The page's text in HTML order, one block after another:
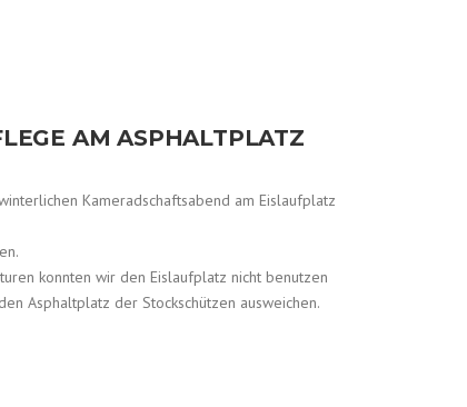
AM ASPHALTPLATZ
Kameradschaftsabend am Eislaufplatz
konnten wir den Eislaufplatz nicht benutzen
Asphaltplatz der Stockschützen ausweichen.